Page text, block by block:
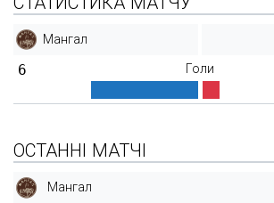
Мангал
6 Голи
ОСТАННІ МАТЧІ
Мангал